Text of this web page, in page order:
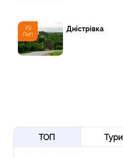
29
Лип
Дністрівка
ТОП Тури